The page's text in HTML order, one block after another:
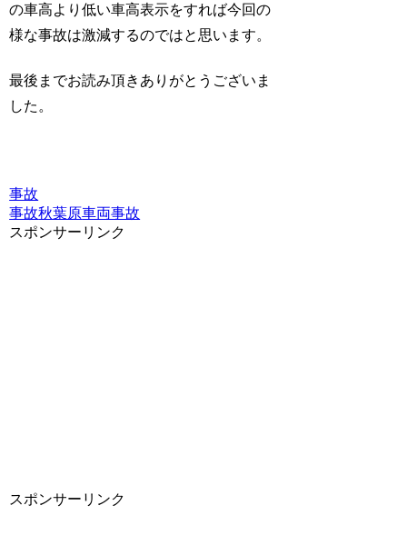
の車高より低い車高表示をすれば今回の
様な事故は激減するのではと思います。
最後までお読み頂きありがとうございま
した。
事故
事故秋葉原車両事故
スポンサーリンク
スポンサーリンク